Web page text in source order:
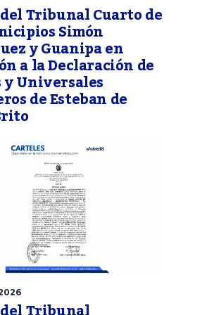
Tribunal Cuarto de
Simón
y Guanipa en
a la Declaración de
y Universales
de Esteban de